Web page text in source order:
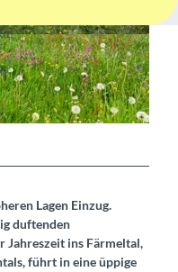
Wanderwege
Lagen Einzug.
duftenden
Jahreszeit ins Färmeltal,
führt in eine üppige